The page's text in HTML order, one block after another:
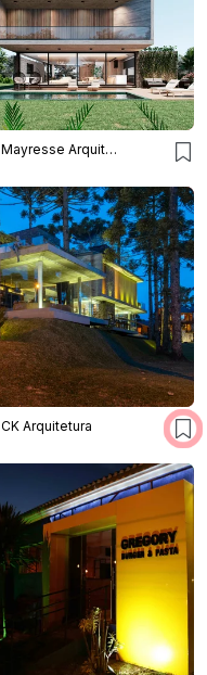
Mayresse Arquitetura
CK Arquitetura